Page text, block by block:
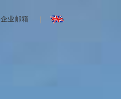
企业邮箱